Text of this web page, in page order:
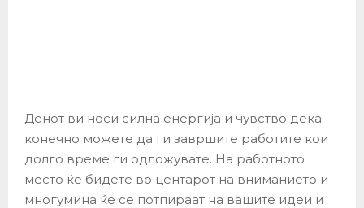
Денот ви носи силна енергија и чувство дека
конечно можете да ги завршите работите кои
долго време ги одложувате. На работното
место ќе бидете во центарот на вниманието и
многумина ќе се потпираат на вашите идеи и